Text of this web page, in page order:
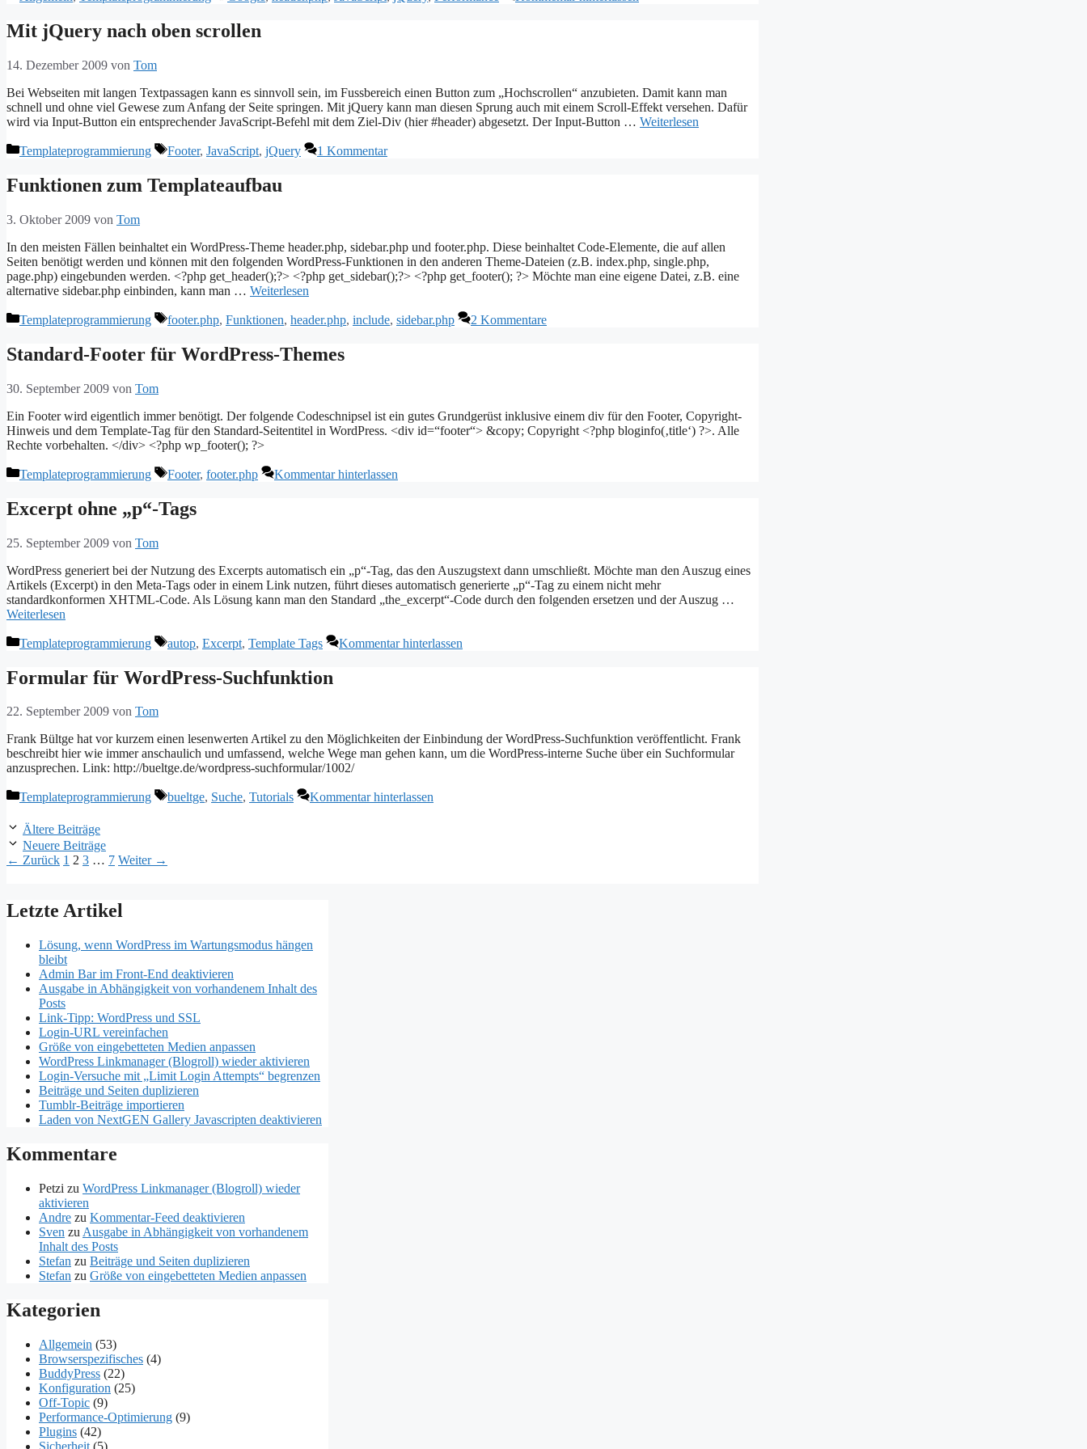
Mit jQuery nach oben scrollen
14. Dezember 2009 von Tom
Bei Webseiten mit langen Textpassagen kann es sinnvoll sein, im Fussbereich einen Button zum „Hochscrollen“ anzubieten. Damit kann man
schnell und ohne viel Gewese zum Anfang der Seite springen. Mit jQuery kann man diesen Sprung auch mit einem Scroll-Effekt versehen. Dafür
wird via Input-Button ein entsprechender JavaScript-Befehl mit dem Ziel-Div (hier #header) abgesetzt. Der Input-Button … Weiterlesen
Kategorien
Templateprogrammierung Schlagwörter
Footer, JavaScript, jQuery 1 Kommentar
Funktionen zum Templateaufbau
3. Oktober 2009 von Tom
In den meisten Fällen beinhaltet ein WordPress-Theme header.php, sidebar.php und footer.php. Diese beinhaltet Code-Elemente, die auf allen
Seiten benötigt werden und können mit den folgenden WordPress-Funktionen in den anderen Theme-Dateien (z.B. index.php, single.php,
page.php) eingebunden werden. <?php get_header();?> <?php get_sidebar();?> <?php get_footer(); ?> Möchte man eine eigene Datei, z.B. eine
alternative sidebar.php einbinden, kann man … Weiterlesen
Kategorien
Templateprogrammierung Schlagwörter
footer.php, Funktionen, header.php, include, sidebar.php 2 Kommentare
Standard-Footer für WordPress-Themes
30. September 2009 von Tom
Ein Footer wird eigentlich immer benötigt. Der folgende Codeschnipsel ist ein gutes Grundgerüst inklusive einem div für den Footer, Copyright-
Hinweis und dem Template-Tag für den Standard-Seitentitel in WordPress. <div id=“footer“> &copy; Copyright <?php bloginfo(‚title‘) ?>. Alle
Rechte vorbehalten. </div> <?php wp_footer(); ?>
Kategorien
Templateprogrammierung Schlagwörter
Footer, footer.php Kommentar hinterlassen
Excerpt ohne „p“-Tags
25. September 2009 von Tom
WordPress generiert bei der Nutzung des Excerpts automatisch ein „p“-Tag, das den Auszugstext dann umschließt. Möchte man den Auszug eines
Artikels (Excerpt) in den Meta-Tags oder in einem Link nutzen, führt dieses automatisch generierte „p“-Tag zu einem nicht mehr
standardkonformen XHTML-Code. Als Lösung kann man den Standard „the_excerpt“-Code durch den folgenden ersetzen und der Auszug …
Weiterlesen
Kategorien
Templateprogrammierung Schlagwörter
autop, Excerpt, Template Tags Kommentar hinterlassen
Formular für WordPress-Suchfunktion
22. September 2009 von Tom
Frank Bültge hat vor kurzem einen lesenwerten Artikel zu den Möglichkeiten der Einbindung der WordPress-Suchfunktion veröffentlicht. Frank
beschreibt hier wie immer anschaulich und umfassend, welche Wege man gehen kann, um die WordPress-interne Suche über ein Suchformular
anzusprechen. Link: http://bueltge.de/wordpress-suchformular/1002/
Kategorien
Templateprogrammierung Schlagwörter
bueltge, Suche, Tutorials Kommentar hinterlassen
Ältere Beiträge
Neuere Beiträge
← Zurück Seite
1 Seite
2 Seite
3 … Seite
7 Weiter →
Letzte Artikel
Lösung, wenn WordPress im Wartungsmodus hängen
bleibt
Admin Bar im Front-End deaktivieren
Ausgabe in Abhängigkeit von vorhandenem Inhalt des
Posts
Link-Tipp: WordPress und SSL
Login-URL vereinfachen
Größe von eingebetteten Medien anpassen
WordPress Linkmanager (Blogroll) wieder aktivieren
Login-Versuche mit „Limit Login Attempts“ begrenzen
Beiträge und Seiten duplizieren
Tumblr-Beiträge importieren
Laden von NextGEN Gallery Javascripten deaktivieren
Kommentare
Petzi zu WordPress Linkmanager (Blogroll) wieder
aktivieren
Andre zu Kommentar-Feed deaktivieren
Sven zu Ausgabe in Abhängigkeit von vorhandenem
Inhalt des Posts
Stefan zu Beiträge und Seiten duplizieren
Stefan zu Größe von eingebetteten Medien anpassen
Kategorien
Allgemein (53)
Browserspezifisches (4)
BuddyPress (22)
Konfiguration (25)
Off-Topic (9)
Performance-Optimierung (9)
Plugins (42)
Sicherheit (5)